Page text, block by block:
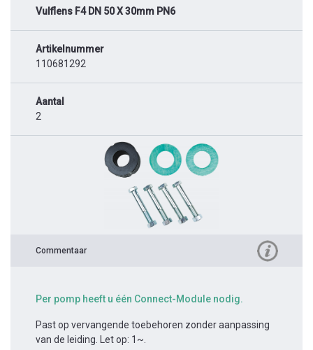
Vulflens F4 DN 50 X 30mm PN6
Artikelnummer
110681292
Aantal
2
Commentaar
Per pomp heeft u één Connect-Module nodig.
Past op vervangende toebehoren zonder aanpassing
van de leiding. Let op: 1~.